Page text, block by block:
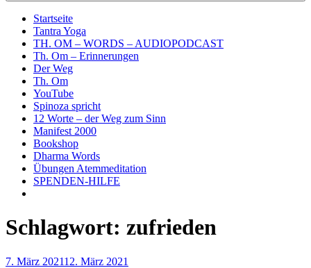
Startseite
Tantra Yoga
TH. OM – WORDS – AUDIOPODCAST
Th. Om – Erinnerungen
Der Weg
Th. Om
YouTube
Spinoza spricht
12 Worte – der Weg zum Sinn
Manifest 2000
Bookshop
Dharma Words
Übungen Atemmeditation
SPENDEN-HILFE
Schlagwort: zufrieden
Veröffentlicht
7. März 202112. März 2021